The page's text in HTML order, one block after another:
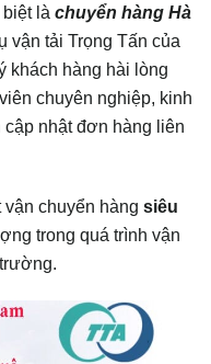
là chuyển hàng Hà
vận tải Trọng Tấn của
khách hàng hài lòng
chuyên nghiệp, kinh
nhật đơn hàng liên
vận chuyển hàng siêu
trong quá trình vận